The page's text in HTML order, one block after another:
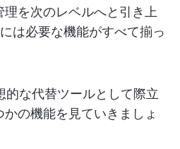
理を次のレベルへと引き上
は必要な機能がすべて揃っ
な代替ツールとして際立
の機能を見ていきましょ